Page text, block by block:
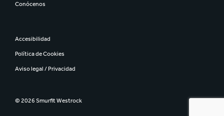
Conócenos
Accesibilidad
Política de Cookies
Aviso legal / Privacidad
© 2026 Smurfit Westrock